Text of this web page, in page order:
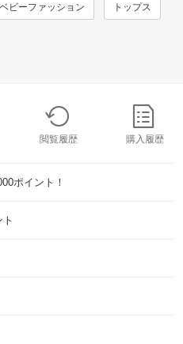
ベビーファッション トップス
閲覧履歴 購入履歴
ポイント！